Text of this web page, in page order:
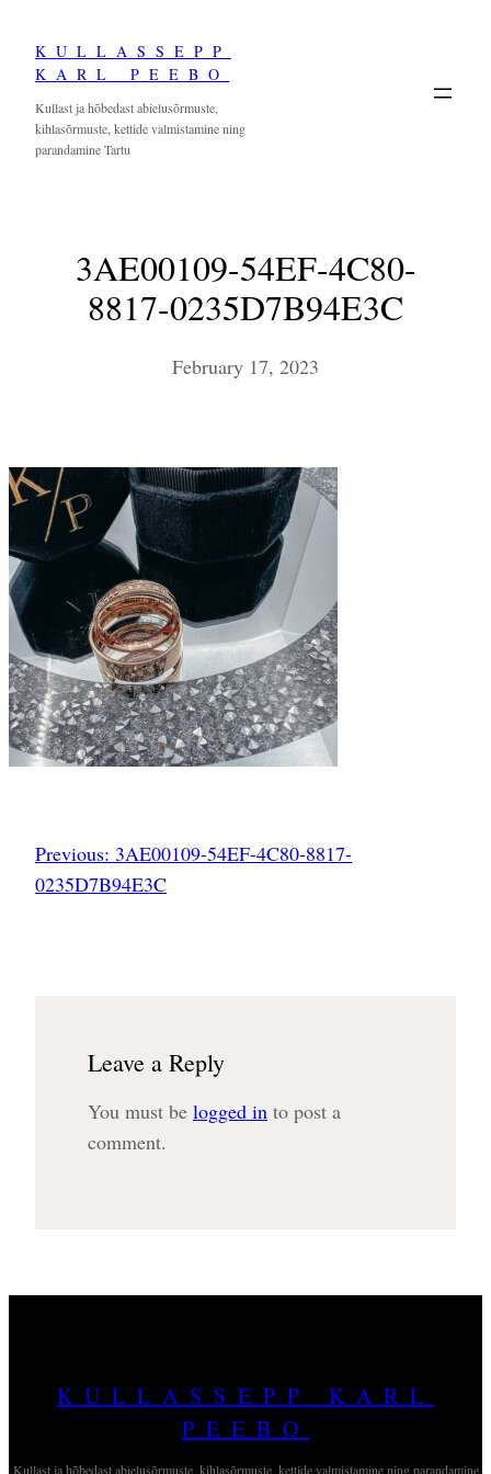
content
KULLASSEPP
KARL PEEBO
Kullast ja hõbedast abielusõrmuste,
kihlasõrmuste, kettide valmistamine ning
parandamine Tartu
3AE00109-54EF-4C80-
8817-0235D7B94E3C
February 17, 2023
Previous: 3AE00109-54EF-4C80-8817-
0235D7B94E3C
Leave a Reply
You must be logged in to post a
comment.
KULLASSEPP KARL
PEEBO
Kullast ja hõbedast abielusõrmuste, kihlasõrmuste, kettide valmistamine ning parandamine